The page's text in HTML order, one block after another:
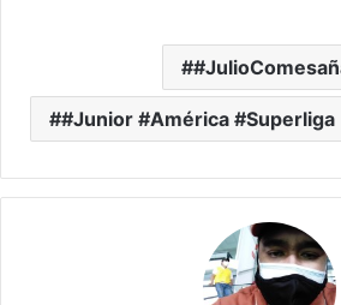
#Junior #América #Superliga